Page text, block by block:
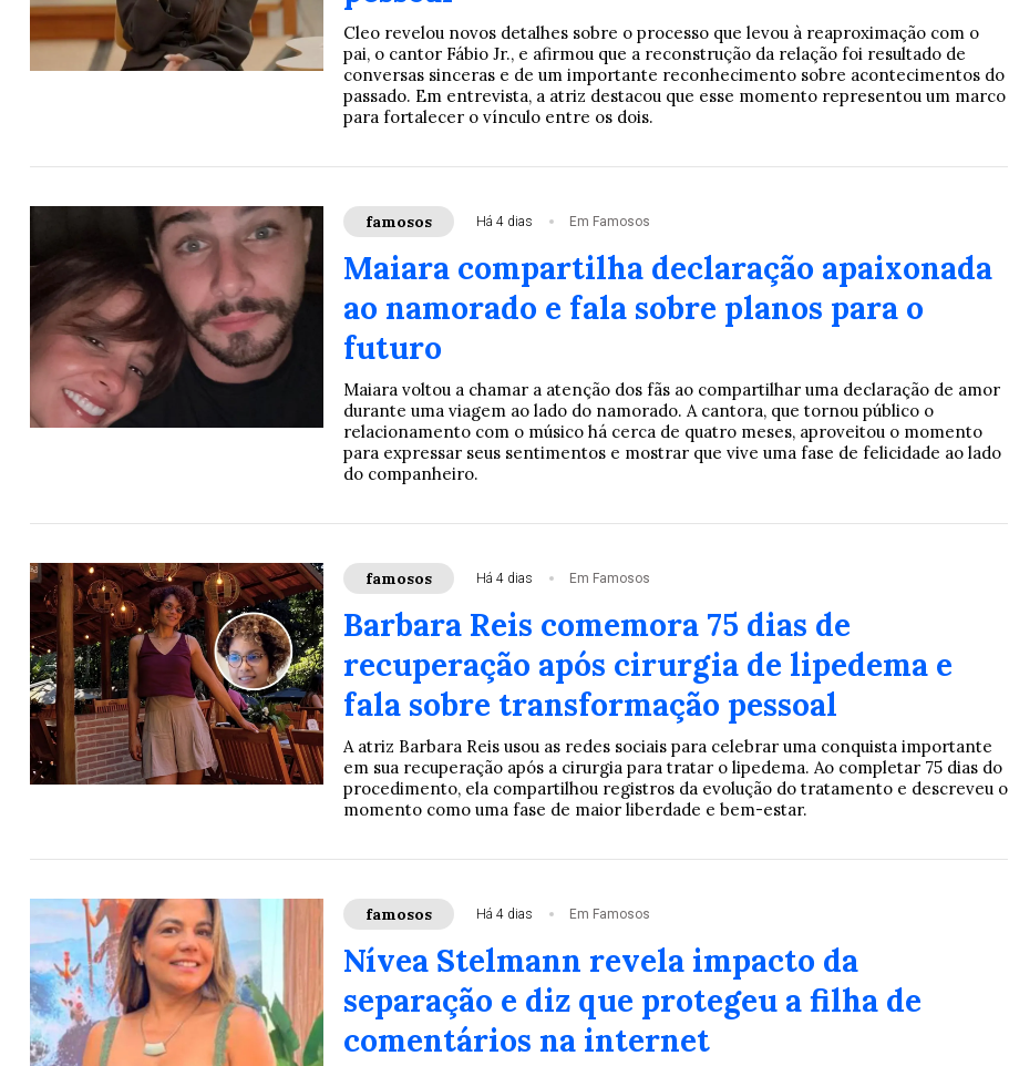
Cleo revelou novos detalhes sobre o processo que levou à reaproximação com o
pai, o cantor Fábio Jr., e afirmou que a reconstrução da relação foi resultado de
conversas sinceras e de um importante reconhecimento sobre acontecimentos do
passado. Em entrevista, a atriz destacou que esse momento representou um marco
para fortalecer o vínculo entre os dois.
famosos Há 4 dias Em Famosos
Maiara compartilha declaração apaixonada
ao namorado e fala sobre planos para o
futuro
Maiara voltou a chamar a atenção dos fãs ao compartilhar uma declaração de amor
durante uma viagem ao lado do namorado. A cantora, que tornou público o
relacionamento com o músico há cerca de quatro meses, aproveitou o momento
para expressar seus sentimentos e mostrar que vive uma fase de felicidade ao lado
do companheiro.
famosos Há 4 dias Em Famosos
Barbara Reis comemora 75 dias de
recuperação após cirurgia de lipedema e
fala sobre transformação pessoal
A atriz Barbara Reis usou as redes sociais para celebrar uma conquista importante
em sua recuperação após a cirurgia para tratar o lipedema. Ao completar 75 dias do
procedimento, ela compartilhou registros da evolução do tratamento e descreveu o
momento como uma fase de maior liberdade e bem-estar.
famosos Há 4 dias Em Famosos
Nívea Stelmann revela impacto da
separação e diz que protegeu a filha de
comentários na internet